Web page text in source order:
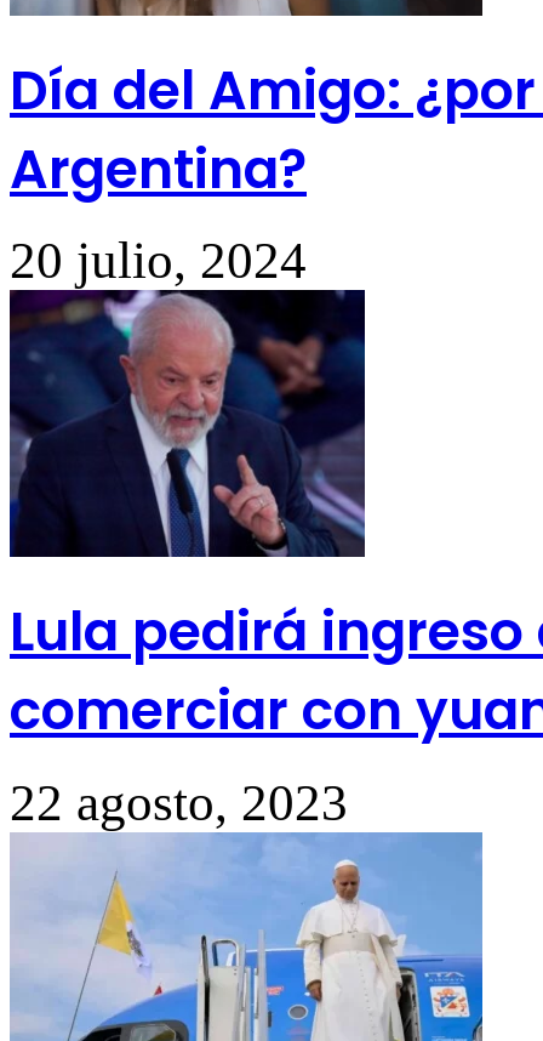
Día del Amigo:
Argentina?
20 julio, 2024
Lula pedirá
comerciar con
22 agosto, 2023